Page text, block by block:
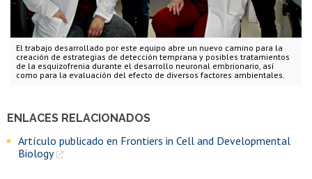
El trabajo desarrollado por este equipo abre un nuevo camino para la
creación de estrategias de detección temprana y posibles tratamientos
de la esquizofrenia durante el desarrollo neuronal embrionario, así
como para la evaluación del efecto de diversos factores ambientales.
ENLACES RELACIONADOS
Artículo publicado en Frontiers in Cell and Developmental
Biology